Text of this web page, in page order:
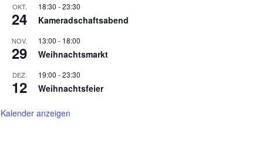
OKT.
24
18:30 -23:30
Kameradschaftsabend
NOV.
29
13:00 - 18:00
Weihnachtsmarkt
DEZ.
12
19:00 -23:30
Weihnachtsfeier
Kalender anzeigen